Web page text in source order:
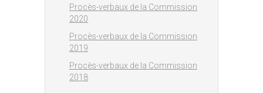
Procès-verbaux de la Commission
2020
Procès-verbaux de la Commission
2019
Procès-verbaux de la Commission
2018